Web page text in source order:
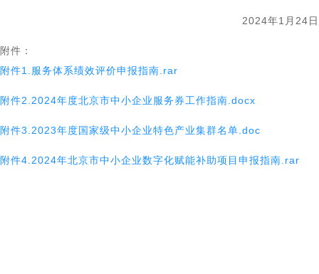
2024年1月24日
附件：
附件1.服务体系绩效评价申报指南.rar
附件2.2024年度北京市中小企业服务券工作指南.docx
附件3.2023年度国家级中小企业特色产业集群名单.doc
附件4.2024年北京市中小企业数字化赋能补助项目申报指南.rar